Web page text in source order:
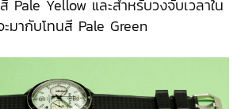
Pale Yellow และสำหรับวงจับเวลาใน
มากับโทนสี Pale Green